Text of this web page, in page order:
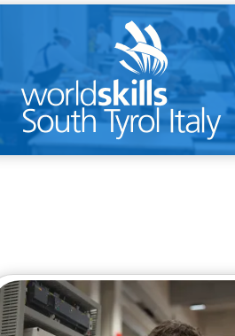
/de/wettbewerbe/landesmeistersca